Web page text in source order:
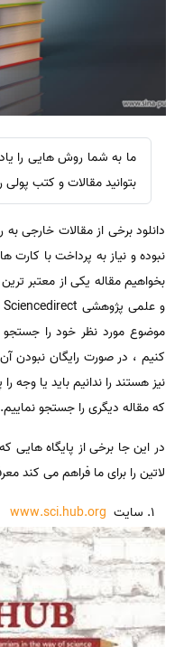
ما به شما روش هایی را
بتوانید مقالات و کتب پولی
دانلود برخی از مقالات خارجی
نبوده و نیاز به پرداخت با کارت
موضوع مورد نظر خود را جستجو
کنیم ، در صورت رایگان نبودن
نیز هستند را ندانیم باید یا وجه
که مقاله دیگری را جستجو نماییم.
در این جا برخی از پایگاه هایی
لاتین را برای ما فراهم می کند
سایت www.sci.hub.org